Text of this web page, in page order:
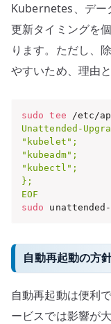
Kubernetes、デー
更新タイミングを
ります。ただし、
やすいため、理由
sudo tee /etc/
Unattended-
"kubelet";
"kubeadm";
"kubectl";
};
EOF
sudo
自動再起動の方
自動再起動は便利
ービスでは影響が